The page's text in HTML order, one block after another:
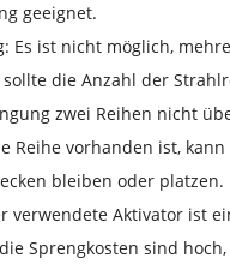
geeignet.
Es ist nicht möglich,
die Anzahl der
zwei Reihen nicht
Reihe vorhanden ist, kann
bleiben oder platzen.
verwendete Aktivator ist
Sprengkosten sind